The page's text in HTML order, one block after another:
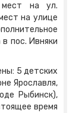
мест на ул.
на улице
пос. Ивняки
5 детских
Ярославля,
Рыбинск),
время